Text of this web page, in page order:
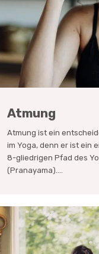
Atmung
Atmung ist ein
im Yoga, denn er ist ein
8-gliedrigen Pfad des
(Pranayama)....